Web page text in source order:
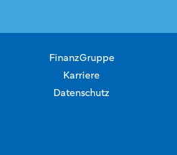
FinanzGruppe
Karriere
Datenschutz